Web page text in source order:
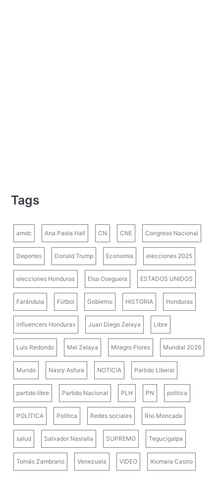
Tags
amdc Ana Paola Hall CN CNE Congreso Nacional
Deportes Donald Trump Economía elecciones 2025
elecciones Honduras Elsa Oseguera ESTADOS UNIDOS
Farándula Fútbol Gobierno HISTORIA Honduras
influencers Honduras Juan Diego Zelaya Libre
Luis Redondo Mel Zelaya Milagro Flores Mundial 2026
Mundo Nasry Asfura NOTICIA Partido Liberal
partido libre Partido Nacional PLH PN politica
POLÍTICA Política Redes sociales Rixi Moncada
salud Salvador Nasralla SUPREMO Tegucigalpa
Tomás Zambrano Venezuela VIDEO Xiomara Castro